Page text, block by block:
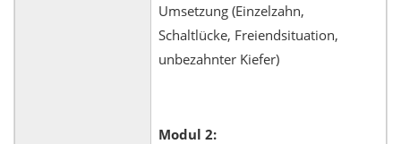
Umsetzung (Einzelzahn,
Schaltlücke, Freiendsituation,
unbezahnter Kiefer)
Modul 2: